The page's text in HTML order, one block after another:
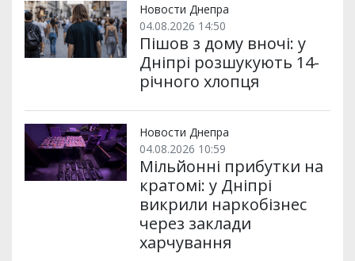
Новости Днепра
04.08.2026 14:50
Пішов з дому вночі: у
Дніпрі розшукують 14-
річного хлопця
Новости Днепра
04.08.2026 10:59
Мільйонні прибутки на
кратомі: у Дніпрі
викрили наркобізнес
через заклади
харчування